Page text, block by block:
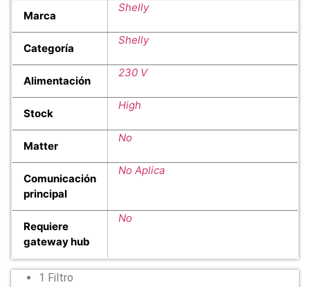
Marca
Shelly
Categoría
Shelly
Alimentación
230 V
Stock
High
Matter
No
Comunicación
principal
No Aplica
Requiere
gateway hub
No
1 Filtro